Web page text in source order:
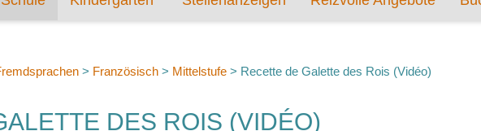
> Französisch > Mittelstufe > Recette de Galette des Rois (Vidéo)
DES ROIS (VIDÉO)